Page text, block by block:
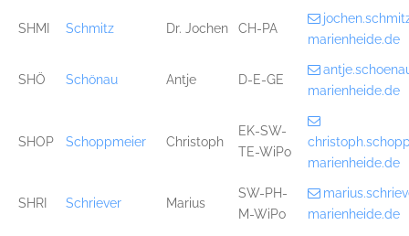
SHMI Schmitz Dr. Jochen CH-PA
marienheide.de
SHÖ Schönau Antje D-E-GE
marienheide.de
SHOP Schoppmeier Christoph
EK-SW-
TE-WiPo
marienheide.de
SHRI Schriever Marius
SW-PH-
M-WiPo
marienheide.de